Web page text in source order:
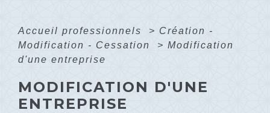
Accueil professionnels > Création -
Modification - Cessation
> Modification
d'une entreprise
MODIFICATION D'UNE
ENTREPRISE